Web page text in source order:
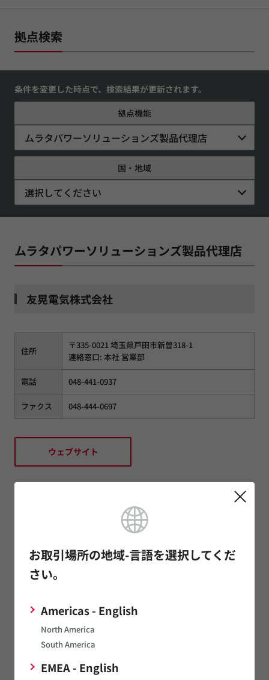
お取引場所の地域-言語を選択してくだ
さい。
Americas - English
North America
South America
EMEA - English
拠点検索
条件を変更した時点で、検索結果が更新されます。
拠点機能
ムラタパワーソリューションズ製品代理店
国・地域
選択してください
ムラタパワーソリューションズ製品代理店
友晃電気株式会社
住所
〒335-0021 埼玉県戸田市新曽318-1
連絡窓口: 本社 営業部
電話 048-441-0937
ファクス 048-444-0697
ウェブサイト
住所
連絡窓口: 東京本社 デバイス事業本部 電子第1事業
ファクス 03-3357-5034
ウェブサイト